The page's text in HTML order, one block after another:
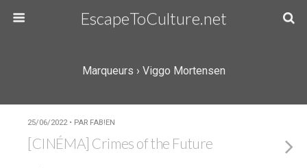
EscapeToCulture.net
Marqueurs › Viggo Mortensen
25/06/2022 • PAR FAB!EN
[CINÉMA] Crimes of the Future